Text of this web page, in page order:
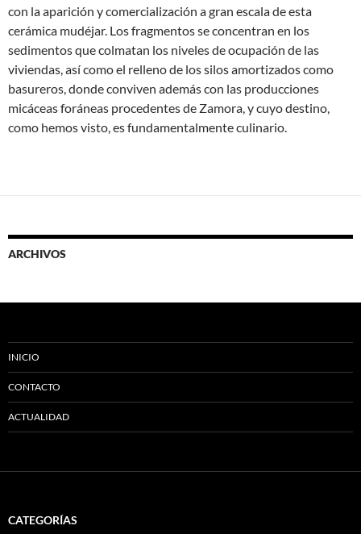
con la aparición y comercialización a gran escala de esta
cerámica mudéjar. Los fragmentos se concentran en los
sedimentos que colmatan los niveles de ocupación de las
viviendas, así como el relleno de los silos amortizados como
basureros, donde conviven además con las producciones
micáceas foráneas procedentes de Zamora, y cuyo destino,
como hemos visto, es fundamentalmente culinario.
ARCHIVOS
INICIO
CONTACTO
ACTUALIDAD
CATEGORÍAS